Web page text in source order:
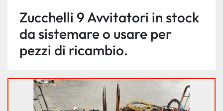
Zucchelli 9 Avvitatori in stock
da sistemare o usare per
pezzi di ricambio.